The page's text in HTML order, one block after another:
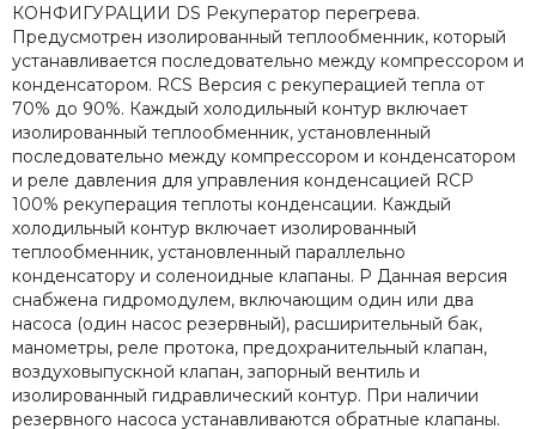
КОНФИГУРАЦИИ DS Рекуператор перегрева.
Предусмотрен изолированный теплообменник, который
устанавливается последовательно между компрессором и
конденсатором. RCS Версия с рекуперацией тепла от
70% до 90%. Каждый холодильный контур включает
изолированный теплообменник, установленный
последовательно между компрессором и конденсатором
и реле давления для управления конденсацией RCP
100% рекуперация теплоты конденсации. Каждый
холодильный контур включает изолированный
теплообменник, установленный параллельно
конденсатору и соленоидные клапаны. P Данная версия
снабжена гидромодулем, включающим один или два
насоса (один насос резервный), расширительный бак,
манометры, реле протока, предохранительный клапан,
воздуховыпускной клапан, запорный вентиль и
изолированный гидравлический контур. При наличии
резервного насоса устанавливаются обратные клапаны.